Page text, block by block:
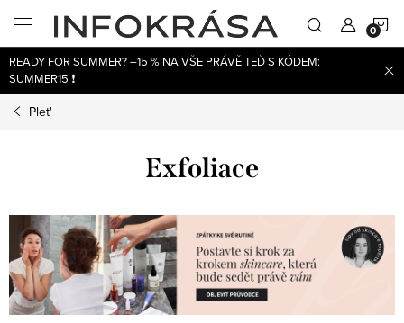
obsah
READY FOR SUMMER? –15 % NA VŠE PRÁVĚ TEĎ S KÓDEM:
SUMMER15 ❗
Plet'
Exfoliace